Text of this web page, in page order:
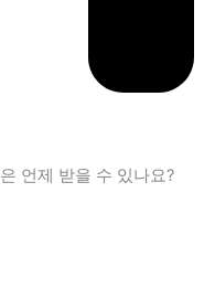
언제 받을 수 있나요?